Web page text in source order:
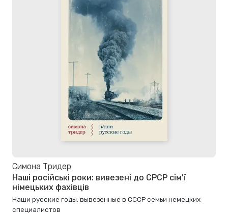
Симона Тридер
Наші російські роки: вивезені до СРСР сім'ї
німецьких фахівців
Наши русские годы: вывезенные в СССР семьи немецких
специалистов